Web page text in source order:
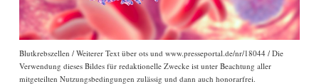
Blutkrebszellen / Weiterer Text über ots und www.presseportal.de/nr/18044 / Die
Verwendung dieses Bildes für redaktionelle Zwecke ist unter Beachtung aller
mitgeteilten Nutzungsbedingungen zulässig und dann auch honorarfrei.